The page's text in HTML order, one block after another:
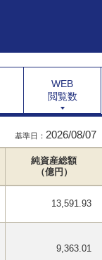
WEB
閲覧数
基準日： 2026/08/07
純資産総額
（億円）
13,591.93
9,363.01